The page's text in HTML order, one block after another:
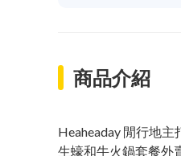
商品介紹
Heaheaday 閒行地
生蠔和牛火鍋套餐外